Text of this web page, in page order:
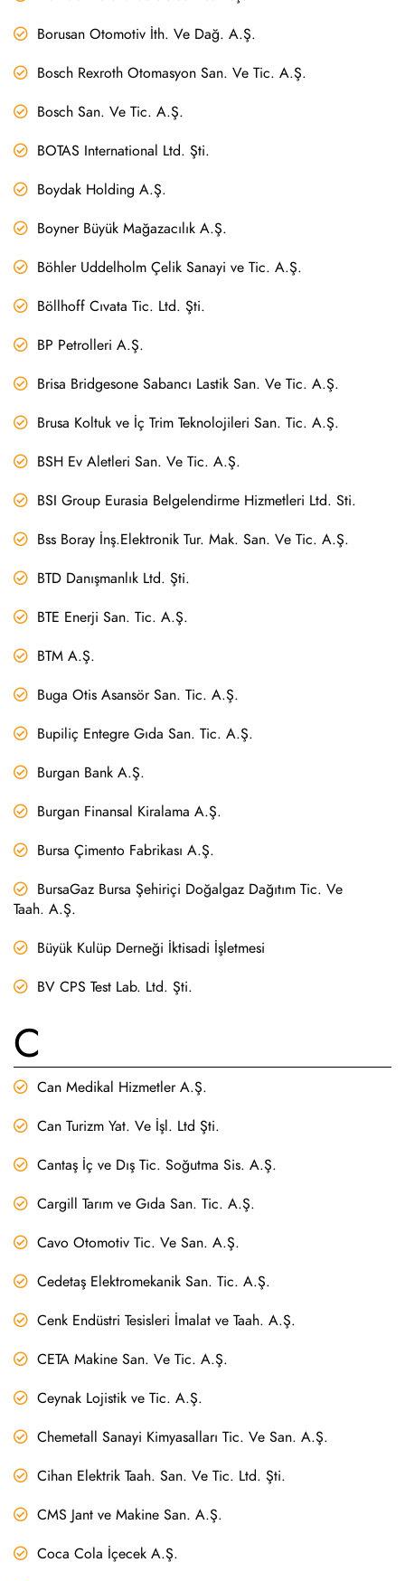
Borusan Otomotiv İth. Ve Dağ. A.Ş.
Bosch Rexroth Otomasyon San. Ve Tic. A.Ş.
Bosch San. Ve Tic. A.Ş.
BOTAS International Ltd. Şti.
Boydak Holding A.Ş.
Boyner Büyük Mağazacılık A.Ş.
Böhler Uddelholm Çelik Sanayi ve Tic. A.Ş.
Böllhoff Cıvata Tic. Ltd. Şti.
BP Petrolleri A.Ş.
Brisa Bridgesone Sabancı Lastik San. Ve Tic. A.Ş.
Brusa Koltuk ve İç Trim Teknolojileri San. Tic. A.Ş.
BSH Ev Aletleri San. Ve Tic. A.Ş.
BSI Group Eurasia Belgelendirme Hizmetleri Ltd. Sti.
Bss Boray İnş.Elektronik Tur. Mak. San. Ve Tic. A.Ş.
BTD Danışmanlık Ltd. Şti.
BTE Enerji San. Tic. A.Ş.
BTM A.Ş.
Buga Otis Asansör San. Tic. A.Ş.
Bupiliç Entegre Gıda San. Tic. A.Ş.
Burgan Bank A.Ş.
Burgan Finansal Kiralama A.Ş.
Bursa Çimento Fabrikası A.Ş.
BursaGaz Bursa Şehiriçi Doğalgaz Dağıtım Tic. Ve
Taah. A.Ş.
Büyük Kulüp Derneği İktisadi İşletmesi
BV CPS Test Lab. Ltd. Şti.
C
Can Medikal Hizmetler A.Ş.
Can Turizm Yat. Ve İşl. Ltd Şti.
Cantaş İç ve Dış Tic. Soğutma Sis. A.Ş.
Cargill Tarım ve Gıda San. Tic. A.Ş.
Cavo Otomotiv Tic. Ve San. A.Ş.
Cedetaş Elektromekanik San. Tic. A.Ş.
Cenk Endüstri Tesisleri İmalat ve Taah. A.Ş.
CETA Makine San. Ve Tic. A.Ş.
Ceynak Lojistik ve Tic. A.Ş.
Chemetall Sanayi Kimyasalları Tic. Ve San. A.Ş.
Cihan Elektrik Taah. San. Ve Tic. Ltd. Şti.
CMS Jant ve Makine San. A.Ş.
Coca Cola İçecek A.Ş.